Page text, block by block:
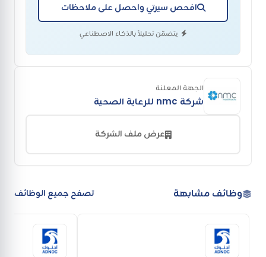
افحص سيرتي واحصل على ملاحظات
يتضمّن تحليلاً بالذكاء الاصطناعي
الجهة المعلنة
شركة nmc للرعاية الصحية
عرض ملف الشركة
وظائف مشابهة تصفح جميع الوظائف